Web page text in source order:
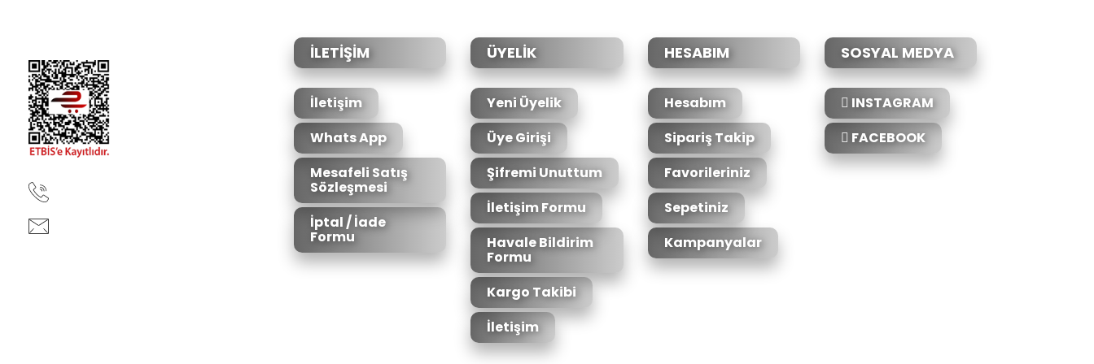
İLETİŞİM
İletişim
Whats App
Mesafeli Satış
Sözleşmesi
İptal / İade
Formu
ÜYELİK
Yeni Üyelik
Üye Girişi
Şifremi Unuttum
İletişim Formu
Havale Bildirim
Formu
Kargo Takibi
İletişim
HESABIM
Hesabım
Sipariş Takip
Favorileriniz
Sepetiniz
Kampanyalar
SOSYAL MEDYA
INSTAGRAM
FACEBOOK